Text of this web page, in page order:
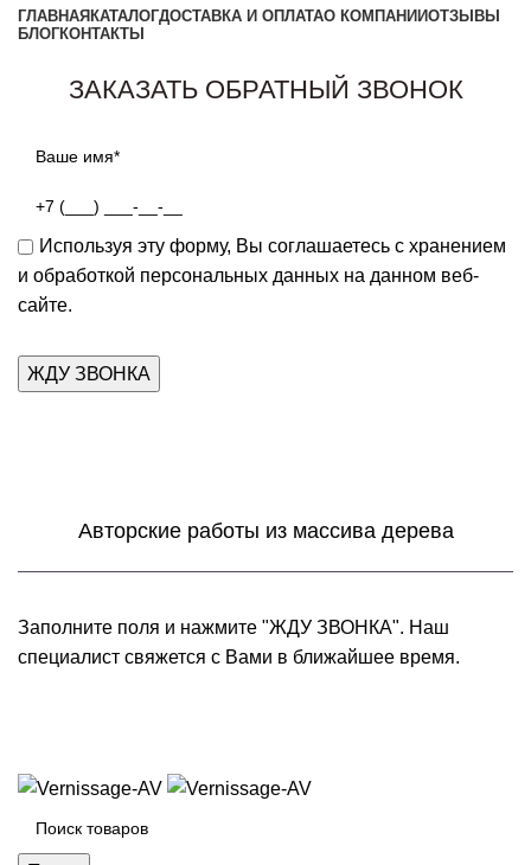
ГЛАВНАЯ КАТАЛОГДОСТАВКА И ОПЛАТАО КОМПАНИИОТЗЫВЫ
БЛОГКОНТАКТЫ
ЗАКАЗАТЬ ОБРАТНЫЙ ЗВОНОК
Используя эту форму, Вы соглашаетесь с хранением
и обработкой персональных данных на данном веб-
сайте.
Авторские работы из массива дерева
Заполните поля и нажмите "ЖДУ ЗВОНКА". Наш
специалист свяжется с Вами в ближайшее время.